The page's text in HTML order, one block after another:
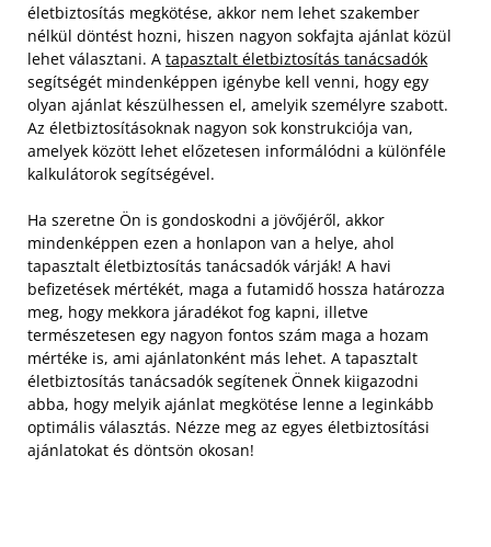
életbiztosítás megkötése, akkor nem lehet szakember
nélkül döntést hozni, hiszen nagyon sokfajta ajánlat közül
lehet választani. A tapasztalt életbiztosítás tanácsadók
segítségét mindenképpen igénybe kell venni, hogy egy
olyan ajánlat készülhessen el, amelyik személyre szabott.
Az életbiztosításoknak nagyon sok konstrukciója van,
amelyek között lehet előzetesen informálódni a különféle
kalkulátorok segítségével.
Ha szeretne Ön is gondoskodni a jövőjéről, akkor
mindenképpen ezen a honlapon van a helye, ahol
tapasztalt életbiztosítás tanácsadók várják! A havi
befizetések mértékét, maga a futamidő hossza határozza
meg, hogy mekkora járadékot fog kapni, illetve
természetesen egy nagyon fontos szám maga a hozam
mértéke is, ami ajánlatonként más lehet. A tapasztalt
életbiztosítás tanácsadók segítenek Önnek kiigazodni
abba, hogy melyik ajánlat megkötése lenne a leginkább
optimális választás. Nézze meg az egyes életbiztosítási
ajánlatokat és döntsön okosan!